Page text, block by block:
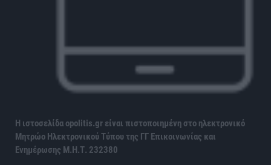
Η ιστοσελίδα opolitis.gr είναι πιστοποιημένη στο ηλεκτρονικό
Μητρώο Ηλεκτρονικού Τύπου της ΓΓ Επικοινωνίας και
Ενημέρωσης Μ.Η.Τ. 232380